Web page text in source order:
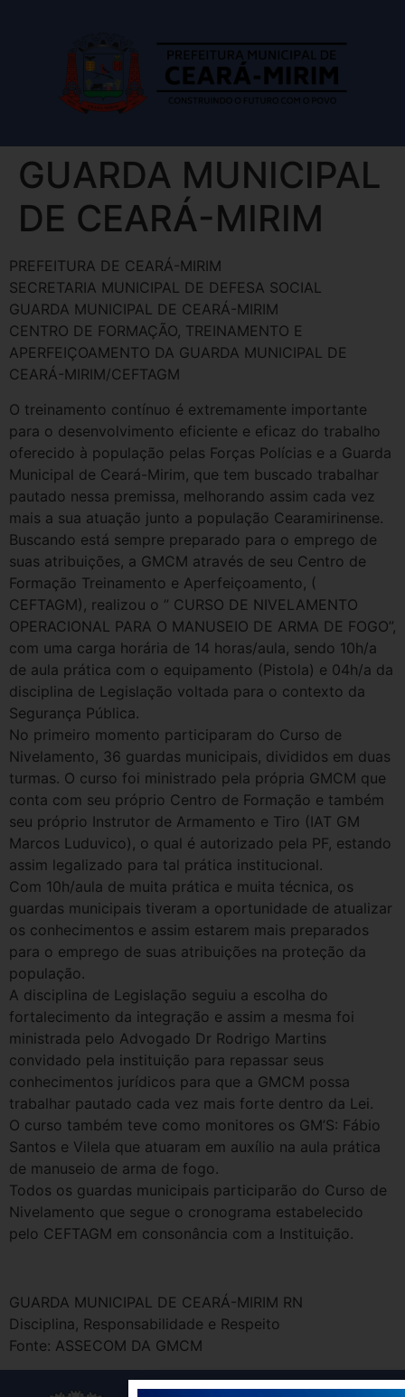
GUARDA MUNICIPAL
DE CEARÁ-MIRIM
PREFEITURA DE CEARÁ-MIRIM
SECRETARIA MUNICIPAL DE DEFESA SOCIAL
GUARDA MUNICIPAL DE CEARÁ-MIRIM
CENTRO DE FORMAÇÃO, TREINAMENTO E
APERFEIÇOAMENTO DA GUARDA MUNICIPAL DE
CEARÁ-MIRIM/CEFTAGM
O treinamento contínuo é extremamente importante
para o desenvolvimento eficiente e eficaz do trabalho
oferecido à população pelas Forças Polícias e a Guarda
Municipal de Ceará-Mirim, que tem buscado trabalhar
pautado nessa premissa, melhorando assim cada vez
mais a sua atuação junto a população Cearamirinense.
Buscando está sempre preparado para o emprego de
suas atribuições, a GMCM através de seu Centro de
Formação Treinamento e Aperfeiçoamento, (
CEFTAGM), realizou o ” CURSO DE NIVELAMENTO
OPERACIONAL PARA O MANUSEIO DE ARMA DE FOGO”,
com uma carga horária de 14 horas/aula, sendo 10h/a
de aula prática com o equipamento (Pistola) e 04h/a da
disciplina de Legislação voltada para o contexto da
Segurança Pública.
No primeiro momento participaram do Curso de
Nivelamento, 36 guardas municipais, divididos em duas
turmas. O curso foi ministrado pela própria GMCM que
conta com seu próprio Centro de Formação e também
seu próprio Instrutor de Armamento e Tiro (IAT GM
Marcos Luduvico), o qual é autorizado pela PF, estando
assim legalizado para tal prática institucional.
Com 10h/aula de muita prática e muita técnica, os
guardas municipais tiveram a oportunidade de atualizar
os conhecimentos e assim estarem mais preparados
para o emprego de suas atribuições na proteção da
população.
A disciplina de Legislação seguiu a escolha do
fortalecimento da integração e assim a mesma foi
ministrada pelo Advogado Dr Rodrigo Martins
convidado pela instituição para repassar seus
conhecimentos jurídicos para que a GMCM possa
trabalhar pautado cada vez mais forte dentro da Lei.
O curso também teve como monitores os GM’S: Fábio
Santos e Vilela que atuaram em auxílio na aula prática
de manuseio de arma de fogo.
Todos os guardas municipais participarão do Curso de
Nivelamento que segue o cronograma estabelecido
pelo CEFTAGM em consonância com a Instituição.
GUARDA MUNICIPAL DE CEARÁ-MIRIM RN
Disciplina, Responsabilidade e Respeito
Fonte: ASSECOM DA GMCM